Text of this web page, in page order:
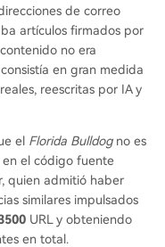
de correo
artículos firmados por
no era
en gran medida
reescritas por IA y
el Florida Bulldogno es
en el código fuente
quien admitió haber
similares impulsados
URL y obteniendo
en total.